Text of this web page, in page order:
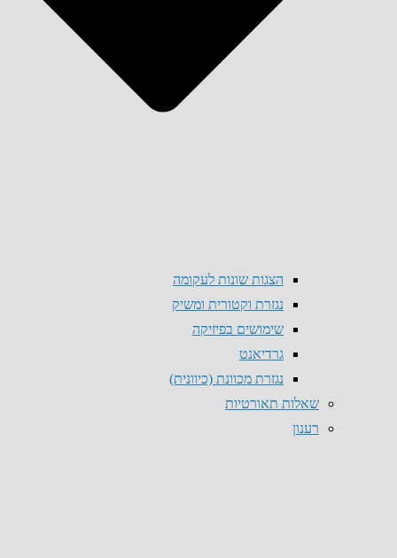
הצגות שונות לעקומה
נגזרת וקטורית ומשיק
שימושים בפיזיקה
גרדיאנט
נגזרת מכוונת (כיוונית)
שאלות תאורטיות
רענון